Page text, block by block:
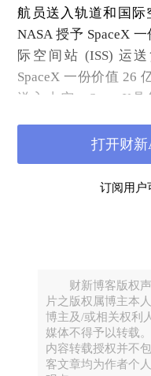
航员送入轨道和国际
NASA 授予 SpaceX
际空间站 (ISS) 运
SpaceX 一份价值 26
送入太空。SpaceX
亿美元低很多。另外
政府官僚机构的限制
动，快速製造零件和
卫星发射占 SpaceX
星链可能在 2022 年
署多达4万颗卫星。
多不会超过 30 亿美
市场。SpaceX 目前
订阅用户
打开财
财新博客版权声
片之版权属博主本
博主及/或相关权利
媒体不得予以转载
内容转载授权并不
客文章均为作者个